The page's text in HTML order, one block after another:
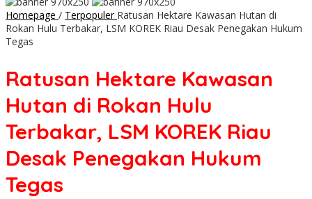
Homepage / Terpopuler Ratusan Hektare Kawasan Hutan di
Rokan Hulu Terbakar, LSM KOREK Riau Desak Penegakan Hukum
Tegas
Ratusan Hektare Kawasan
Hutan di Rokan Hulu
Terbakar, LSM KOREK Riau
Desak Penegakan Hukum
Tegas